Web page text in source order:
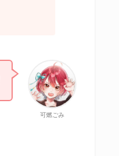
可燃ごみ